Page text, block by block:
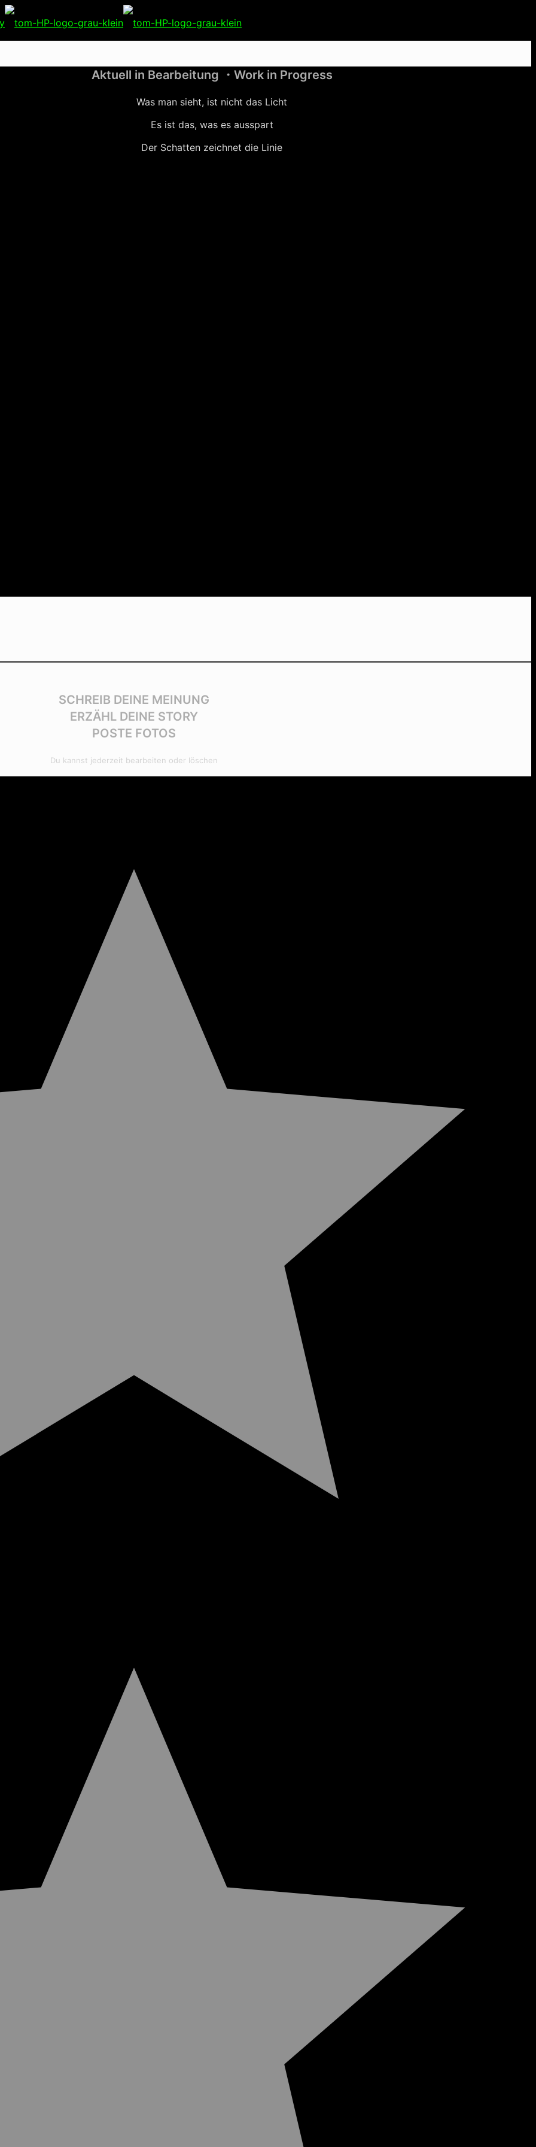
Aktuell in Bearbeitung ・Work in Progress
Was man sieht, ist nicht das Licht
Es ist das, was es ausspart
Der Schatten zeichnet die Linie
SCHREIB DEINE MEINUNG
ERZÄHL DEINE STORY
POSTE FOTOS
Du kannst jederzeit bearbeiten oder löschen